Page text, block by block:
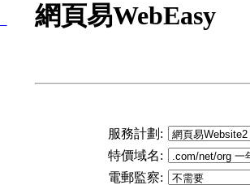
網頁易
服務計劃 :
特價域名:
電郵監察: